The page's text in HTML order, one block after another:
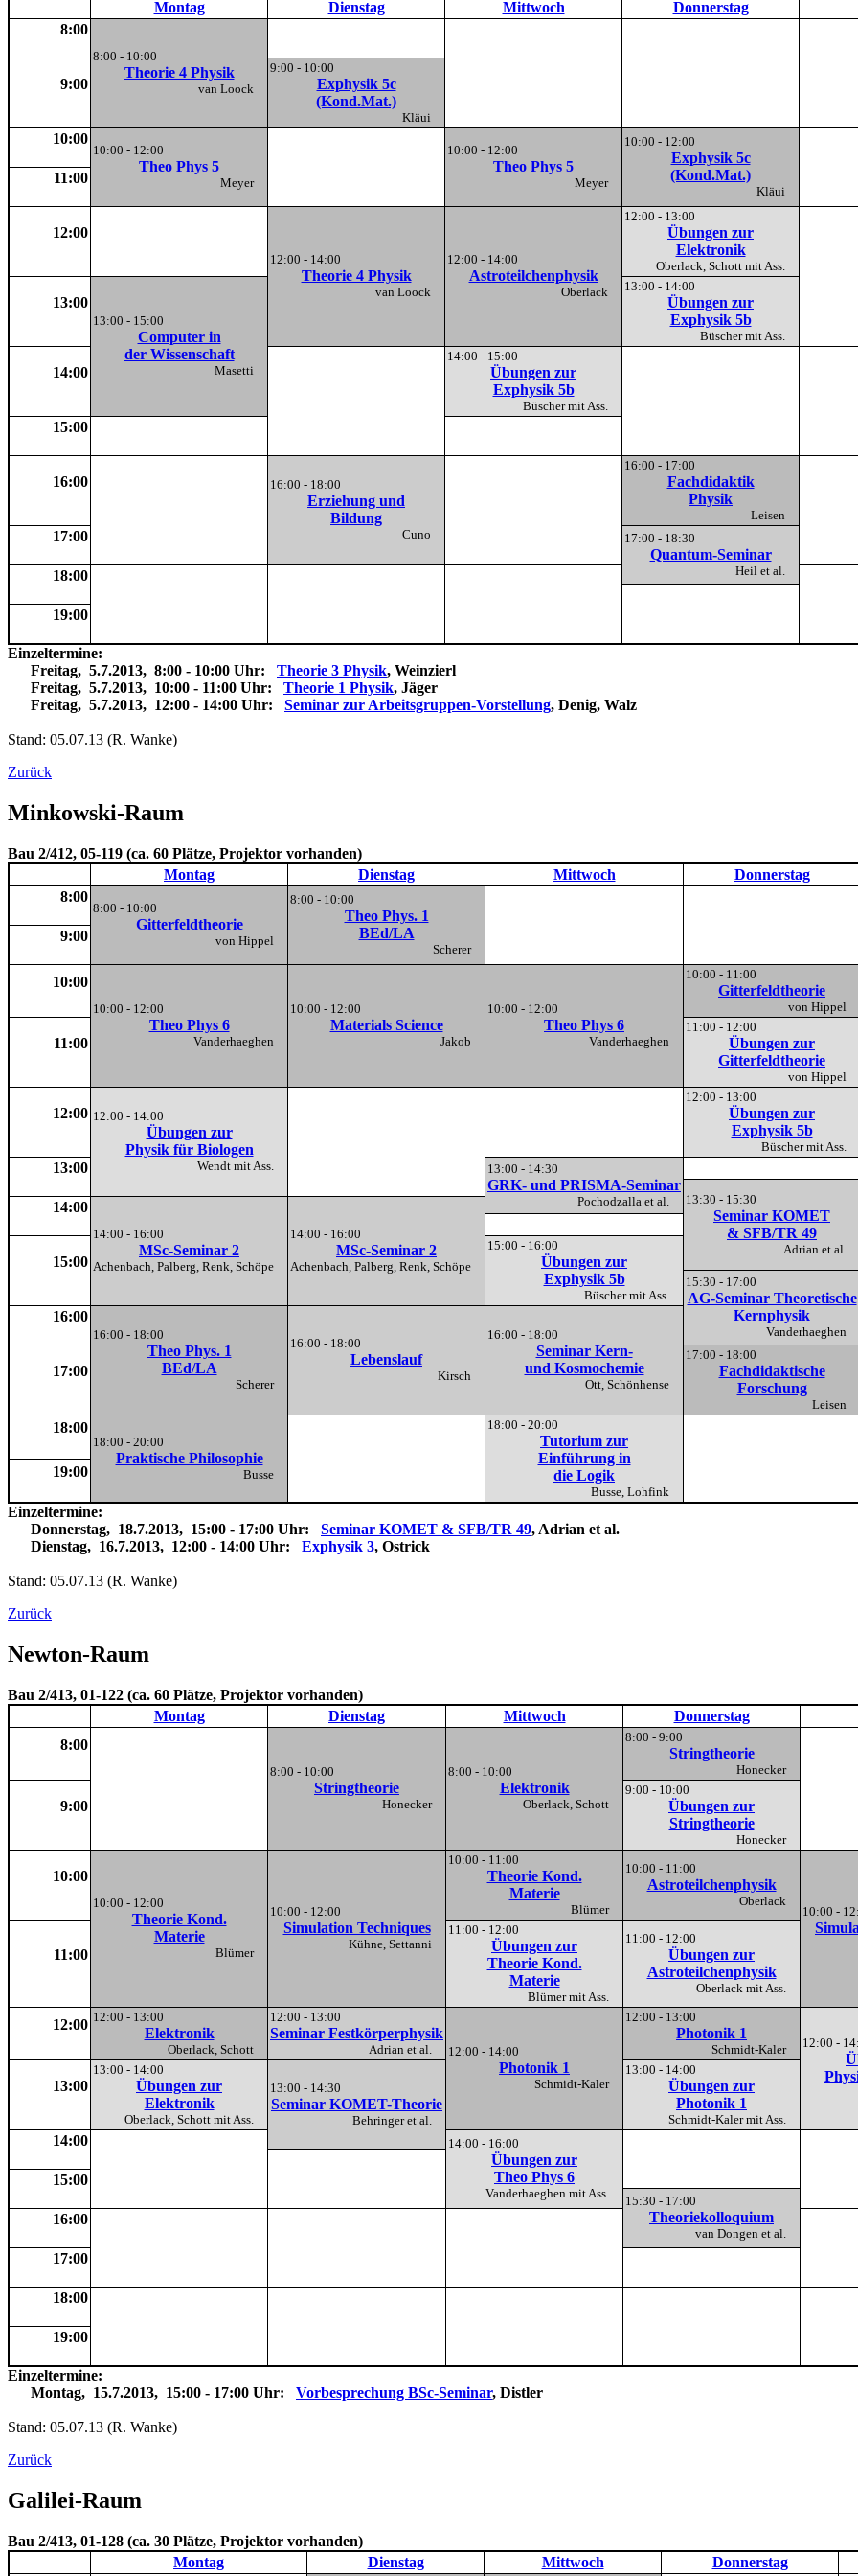
Montag Dienstag Mittwoch Donnerstag
8:00
8:00 - 10:00
Theorie 4 Physik
van Loock
9:00
9:00 - 10:00
Exphysik 5c
(Kond.Mat.)
Kläui
10:00
10:00 - 12:00
Theo Phys 5
Meyer
10:00 - 12:00
Theo Phys 5
Meyer
10:00 - 12:00
Exphysik 5c
(Kond.Mat.)
Kläui
11:00
12:00
12:00 - 14:00
Theorie 4 Physik
van Loock
12:00 - 14:00
Astroteilchenphysik
Oberlack
12:00 - 13:00
Übungen zur
Elektronik
Oberlack, Schott mit Ass.
13:00
13:00 - 15:00
Computer in
der Wissenschaft
Masetti
13:00 - 14:00
Übungen zur
Exphysik 5b
Büscher mit Ass.
14:00
14:00 - 15:00
Übungen zur
Exphysik 5b
Büscher mit Ass.
15:00
16:00 16:00 - 18:00
Erziehung und
Bildung
Cuno
16:00 - 17:00
Fachdidaktik
Physik
Leisen
17:00 17:00 - 18:30
Quantum-Seminar
Heil et al.
18:00
19:00
Einzeltermine:
Freitag, 5.7.2013, 8:00 - 10:00 Uhr: Theorie 3 Physik, Weinzierl
Freitag, 5.7.2013, 10:00 - 11:00 Uhr: Theorie 1 Physik, Jäger
Freitag, 5.7.2013, 12:00 - 14:00 Uhr: Seminar zur Arbeitsgruppen-Vorstellung, Denig, Walz
Stand: 05.07.13 (R. Wanke)
Zurück
Minkowski-Raum
Bau 2/412, 05-119 (ca. 60 Plätze, Projektor vorhanden)
Montag
Dienstag Mittwoch Donnerstag
8:00
8:00 - 10:00
Gitterfeldtheorie
von Hippel
8:00 - 10:00
Theo Phys. 1
BEd/LA
Scherer
9:00
10:00
10:00 - 12:00
Theo Phys 6
Vanderhaeghen
10:00 - 12:00
Materials Science
Jakob
10:00 - 12:00
Theo Phys 6
Vanderhaeghen
10:00 - 11:00
Gitterfeldtheorie
von Hippel
11:00
11:00 - 12:00
Übungen zur
Gitterfeldtheorie
von Hippel
12:00 12:00 - 14:00
Übungen zur
Physik für Biologen
Wendt mit Ass.
12:00 - 13:00
Übungen zur
Exphysik 5b
Büscher mit Ass.
13:00 13:00 - 14:30
GRK- und PRISMA-Seminar
Pochodzalla et al. 13:30 - 15:30
Seminar KOMET
& SFB/TR 49
Adrian et al.
14:00
14:00 - 16:00
MSc-Seminar 2
Achenbach, Palberg, Renk, Schöpe
14:00 - 16:00
MSc-Seminar 2
Achenbach, Palberg, Renk, Schöpe
15:00
15:00 - 16:00
Übungen zur
Exphysik 5b
Büscher mit Ass.
15:30 - 17:00
AG-Seminar Theoretische
Kernphysik
Vanderhaeghen
16:00
16:00 - 18:00
Theo Phys. 1
BEd/LA
Scherer
16:00 - 18:00
Lebenslauf
Kirsch
16:00 - 18:00
Seminar Kern-
und Kosmochemie
Ott, Schönhense
17:00
17:00 - 18:00
Fachdidaktische
Forschung
Leisen
18:00
18:00 - 20:00
Praktische Philosophie
Busse
18:00 - 20:00
Tutorium zur
Einführung in
die Logik
Busse, Lohfink
19:00
Einzeltermine:
Donnerstag, 18.7.2013, 15:00 - 17:00 Uhr: Seminar KOMET & SFB/TR 49, Adrian et al.
Dienstag, 16.7.2013, 12:00 - 14:00 Uhr: Exphysik 3, Ostrick
Stand: 05.07.13 (R. Wanke)
Zurück
Newton-Raum
Bau 2/413, 01-122 (ca. 60 Plätze, Projektor vorhanden)
Montag
Dienstag Mittwoch Donnerstag
8:00
8:00 - 10:00
Stringtheorie
Honecker
8:00 - 10:00
Elektronik
Oberlack, Schott
8:00 - 9:00
Stringtheorie
Honecker
9:00
9:00 - 10:00
Übungen zur
Stringtheorie
Honecker
10:00
10:00 - 12:00
Theorie Kond.
Materie
Blümer
10:00 - 12:00
Simulation Techniques
Kühne, Settanni
10:00 - 11:00
Theorie Kond.
Materie
Blümer
10:00 - 11:00
Astroteilchenphysik
Oberlack
10:00 -
11:00
11:00 - 12:00
Übungen zur
Theorie Kond.
Materie
Blümer mit Ass.
11:00 - 12:00
Übungen zur
Astroteilchenphysik
Oberlack mit Ass.
12:00 12:00 - 13:00
Elektronik
Oberlack, Schott
12:00 - 13:00
Seminar Festkörperphysik
Adrian et al. 12:00 - 14:00
Photonik 1
Schmidt-Kaler
12:00 - 13:00
Photonik 1
Schmidt-Kaler 12:00 -
13:00
13:00 - 14:00
Übungen zur
Elektronik
Oberlack, Schott mit Ass.
13:00 - 14:30
Seminar KOMET-Theorie
Behringer et al.
13:00 - 14:00
Übungen zur
Photonik 1
Schmidt-Kaler mit Ass.
14:00 14:00 - 16:00
Übungen zur
Theo Phys 6
Vanderhaeghen mit Ass.
15:00
15:30 - 17:00
Theoriekolloquium
van Dongen et al.
16:00
17:00
18:00
19:00
Einzeltermine:
Montag, 15.7.2013, 15:00 - 17:00 Uhr: Vorbesprechung BSc-Seminar, Distler
Stand: 05.07.13 (R. Wanke)
Zurück
Galilei-Raum
Bau 2/413, 01-128 (ca. 30 Plätze, Projektor vorhanden)
Montag
Dienstag Mittwoch Donnerstag